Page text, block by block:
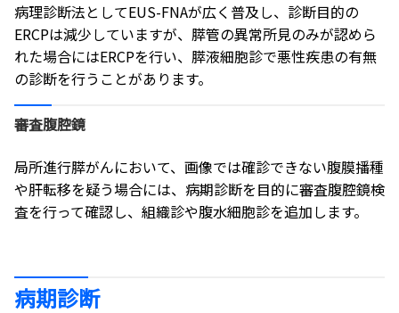
病理診断法としてEUS-FNAが広く普及し、診断目的の
ERCPは減少していますが、膵管の異常所見のみが認めら
れた場合にはERCPを行い、膵液細胞診で悪性疾患の有無
の診断を行うことがあります。
審査腹腔鏡
局所進行膵がんにおいて、画像では確診できない腹膜播種
や肝転移を疑う場合には、病期診断を目的に審査腹腔鏡検
査を行って確認し、組織診や腹水細胞診を追加します。
病期診断